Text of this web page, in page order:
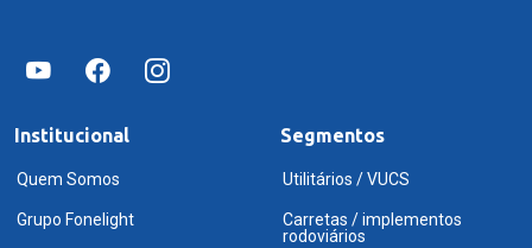
Institucional
Quem Somos
Grupo Fonelight
Segmentos
Utilitários / VUCS
Carretas / implementos
rodoviários